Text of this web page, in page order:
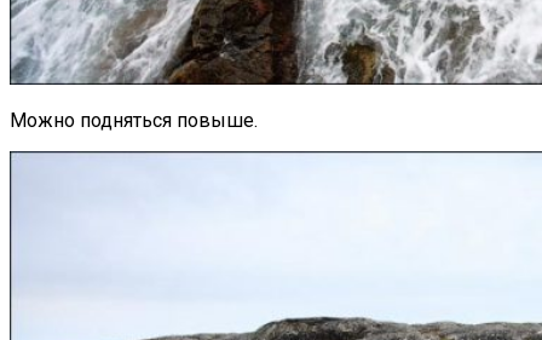
Можно подняться повыше.